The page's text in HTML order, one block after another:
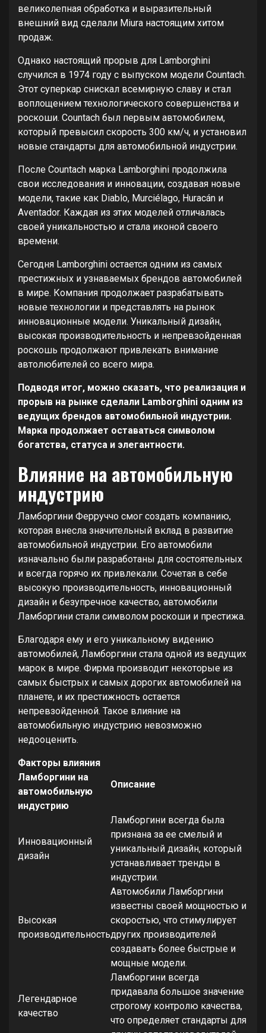
великолепная обработка и выразительный
внешний вид сделали Miura настоящим хитом
продаж.
Однако настоящий прорыв для Lamborghini
случился в 1974 году с выпуском модели Countach.
Этот суперкар снискал всемирную славу и стал
воплощением технологического совершенства и
роскоши. Countach был первым автомобилем,
который превысил скорость 300 км/ч, и установил
новые стандарты для автомобильной индустрии.
После Countach марка Lamborghini продолжила
свои исследования и инновации, создавая новые
модели, такие как Diablo, Murciélago, Huracán и
Aventador. Каждая из этих моделей отличалась
своей уникальностью и стала иконой своего
времени.
Сегодня Lamborghini остается одним из самых
престижных и узнаваемых брендов автомобилей
в мире. Компания продолжает разрабатывать
новые технологии и представлять на рынок
инновационные модели. Уникальный дизайн,
высокая производительность и непревзойденная
роскошь продолжают привлекать внимание
автолюбителей со всего мира.
Подводя итог, можно сказать, что реализация и
прорыв на рынке сделали Lamborghini одним из
ведущих брендов автомобильной индустрии.
Марка продолжает оставаться символом
богатства, статуса и элегантности.
Влияние на автомобильную
индустрию
Ламборгини Ферруччо смог создать компанию,
которая внесла значительный вклад в развитие
автомобильной индустрии. Его автомобили
изначально были разработаны для состоятельных
и всегда горячо их привлекали. Сочетая в себе
высокую производительность, инновационный
дизайн и безупречное качество, автомобили
Ламборгини стали символом роскоши и престижа.
Благодаря ему и его уникальному видению
автомобилей, Ламборгини стала одной из ведущих
марок в мире. Фирма производит некоторые из
самых быстрых и самых дорогих автомобилей на
планете, и их престижность остается
непревзойденной. Такое влияние на
автомобильную индустрию невозможно
недооценить.
Факторы влияния
Ламборгини на
автомобильную
индустрию
Описание
Инновационный
дизайн
Ламборгини всегда была
признана за ее смелый и
уникальный дизайн, который
устанавливает тренды в
индустрии.
Высокая
производительность
Автомобили Ламборгини
известны своей мощностью и
скоростью, что стимулирует
других производителей
создавать более быстрые и
мощные модели.
Легендарное
качество
Ламборгини всегда
придавала большое значение
строгому контролю качества,
что определяет стандарты для